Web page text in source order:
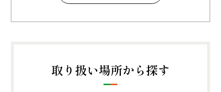
取り扱い場所から探す